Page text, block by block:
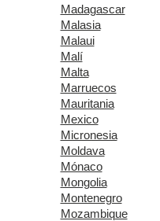
Madagascar
Malasia
Malaui
Malí
Malta
Marruecos
Mauritania
Mexico
Micronesia
Moldava
Mónaco
Mongolia
Montenegro
Mozambique